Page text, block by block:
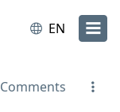
EN
Comments